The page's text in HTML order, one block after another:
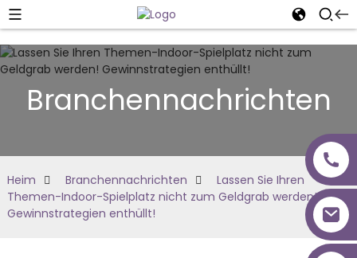
Branchennachrichten
Heim Branchennachrichten
Lassen Sie Ihren
Themen-Indoor-Spielplatz nicht zum Geldgrab werden!
Gewinnstrategien enthüllt!